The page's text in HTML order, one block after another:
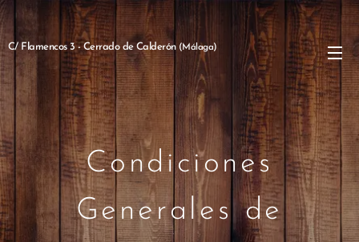
C/ Flamencos 3 - Cerrado de Calderón (Málaga)
Condiciones
Generales de